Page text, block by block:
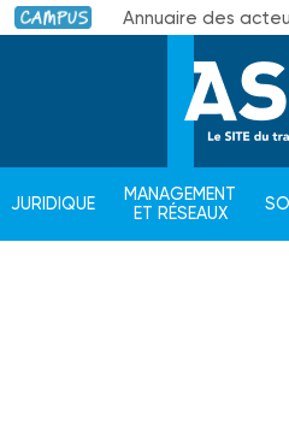
Campus Annuaire des
JURIDIQUE
MANAGEMENT
ET RÉSEAUX